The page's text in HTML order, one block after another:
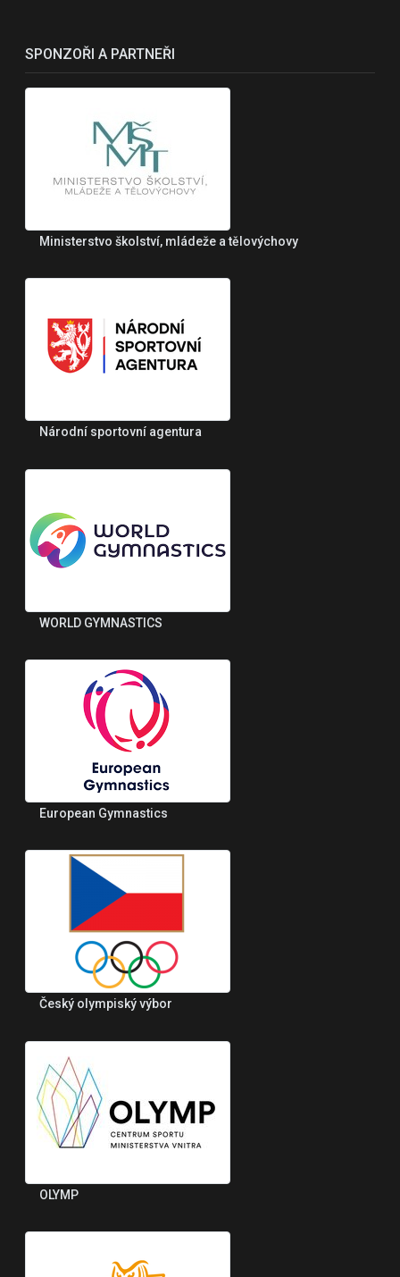
SPONZOŘI A PARTNEŘI
Ministerstvo školství, mládeže a tělovýchovy
Národní sportovní agentura
WORLD GYMNASTICS
European Gymnastics
Český olympiský výbor
OLYMP